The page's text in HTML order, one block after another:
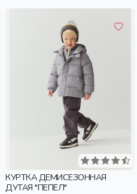
КУРТКА ДЕМИСЕЗОННАЯ
ДУТАЯ "ПЕПЕЛ"